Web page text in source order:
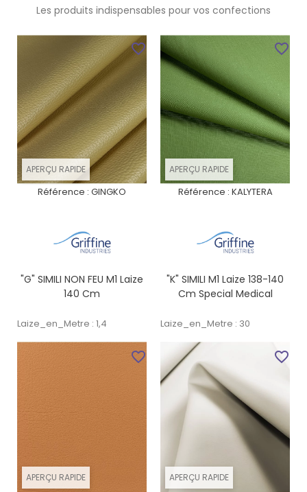
Les produits indispensables pour vos confections
APERÇU RAPIDE
Référence : GINGKO
"G" SIMILI NON FEU M1 Laize
140 Cm
Laize_en_Metre : 1,4
favorite_border
APERÇU RAPIDE
Référence : KALYTERA
"K" SIMILI M1 Laize 138-140
Cm Special Medical
Laize_en_Metre : 30
favorite_border
APERÇU RAPIDE
favorite_border
APERÇU RAPIDE
favorite_border